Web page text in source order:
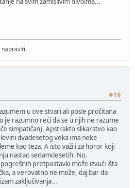
napraviti.
#19
u ove stvari ali posle pročitana
je razumno reći da se u njih ne razume
simpatičan). Apstrakto slikarstvo kao
dvadesetog veka ima neke
kao teza. A isto važi i za horor koji
nastao sedamdesetih. No,
pretpostavki može izvući išta
a verovatno ne može, daj bar da
zaključivanja...